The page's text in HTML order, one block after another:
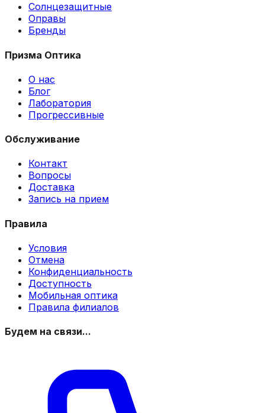
Солнцезащитные
Оправы
Бренды
Призма Оптика
О нас
Блог
Лаборатория
Прогрессивные
Обслуживание
Контакт
Вопросы
Доставка
Запись на прием
Правила
Условия
Отмена
Конфиденциальность
Доступность
Мобильная оптика
Правила филиалов
Будем на связи...